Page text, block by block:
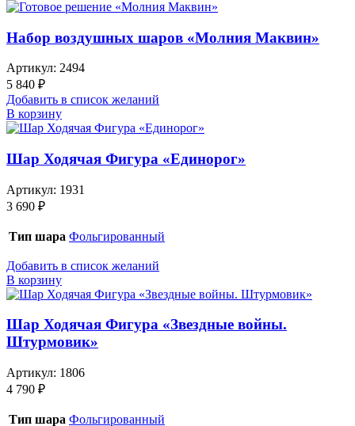
Набор воздушных шаров «Молния Маквин»
Артикул: 2494
5 840 ₽
Добавить в список желаний
В корзину
Шар Ходячая Фигура «Единорог»
Артикул: 1931
3 690 ₽
Тип шара Фольгированный
Добавить в список желаний
В корзину
Шар Ходячая Фигура «Звездные войны.
Штурмовик»
Артикул: 1806
4 790 ₽
Тип шара Фольгированный